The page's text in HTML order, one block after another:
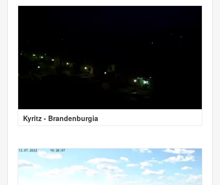
Kyritz - Brandenburgia